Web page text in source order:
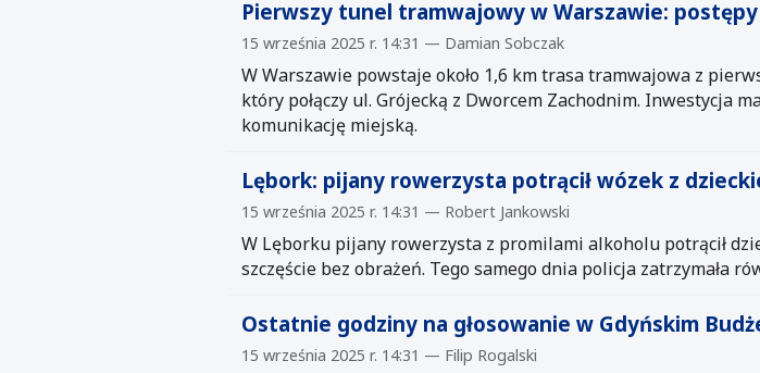
Pierwszy tunel tramwajowy w Warszawie:
15 września 2025 r. 14:31 — Damian Sobczak
W Warszawie powstaje około 1,6 km trasa tramwajowa z
który połączy ul. Grójecką z Dworcem Zachodnim. Inwestycja
komunikację miejską.
Lębork: pijany rowerzysta potrącił wózek z
15 września 2025 r. 14:31 — Robert Jankowski
W Lęborku pijany rowerzysta z promilami alkoholu potrącił
szczęście bez obrażeń. Tego samego dnia policja zatrzymała
Ostatnie godziny na głosowanie w Gdyńskim
15 września 2025 r. 14:31 — Filip Rogalski